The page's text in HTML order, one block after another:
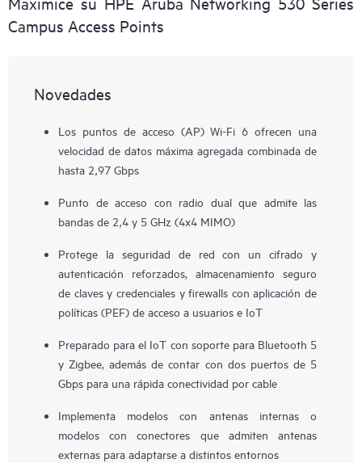
Campus Access Points
Novedades
Los puntos de acceso (AP) Wi-Fi 6 ofrecen una
velocidad de datos máxima agregada combinada de
hasta 2,97 Gbps
Punto de acceso con radio dual que admite las
bandas de 2,4 y 5 GHz (4x4 MIMO)
Protege la seguridad de red con un cifrado y
autenticación reforzados, almacenamiento seguro
de claves y credenciales y firewalls con aplicación de
políticas (PEF) de acceso a usuarios e IoT
Preparado para el IoT con soporte para Bluetooth 5
y Zigbee, además de contar con dos puertos de 5
Gbps para una rápida conectividad por cable
Implementa modelos con antenas internas o
modelos con conectores que admiten antenas
externas para adaptarse a distintos entornos